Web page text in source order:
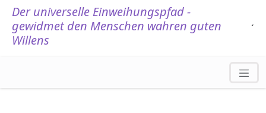
Der universelle Einweihungspfad -
gewidmet den Menschen wahren guten
Willens
´